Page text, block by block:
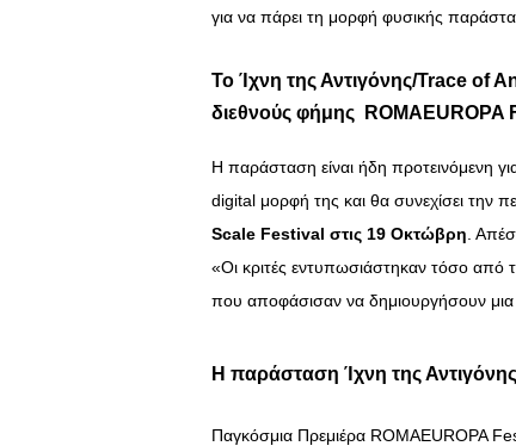
για να πάρει τη μορφή φυσικής
Το Ίχνη της Αντιγόνης/Trace of
διεθνούς φήμης ROMAEUROPA
Η παράσταση είναι ήδη προτεινόμενη
digital μορφή της και θα συνεχίσει την
Scale Festival στις 19 Οκτώβρη .
«Οι κριτές εντυπωσιάστηκαν τόσο από
που αποφάσισαν να δημιουργήσουν μια
Η παράσταση Ίχνη της
Παγκόσμια Πρεμιέρα ROMAEUROPA